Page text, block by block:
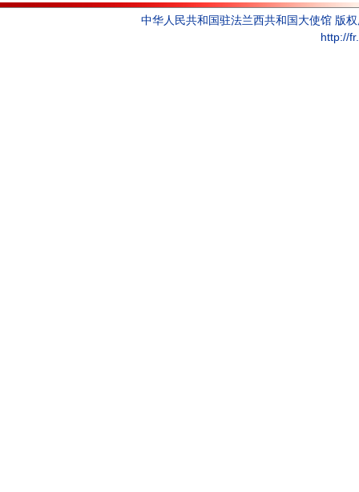
中华人民共和国驻法兰西共和国大使馆 版
http://